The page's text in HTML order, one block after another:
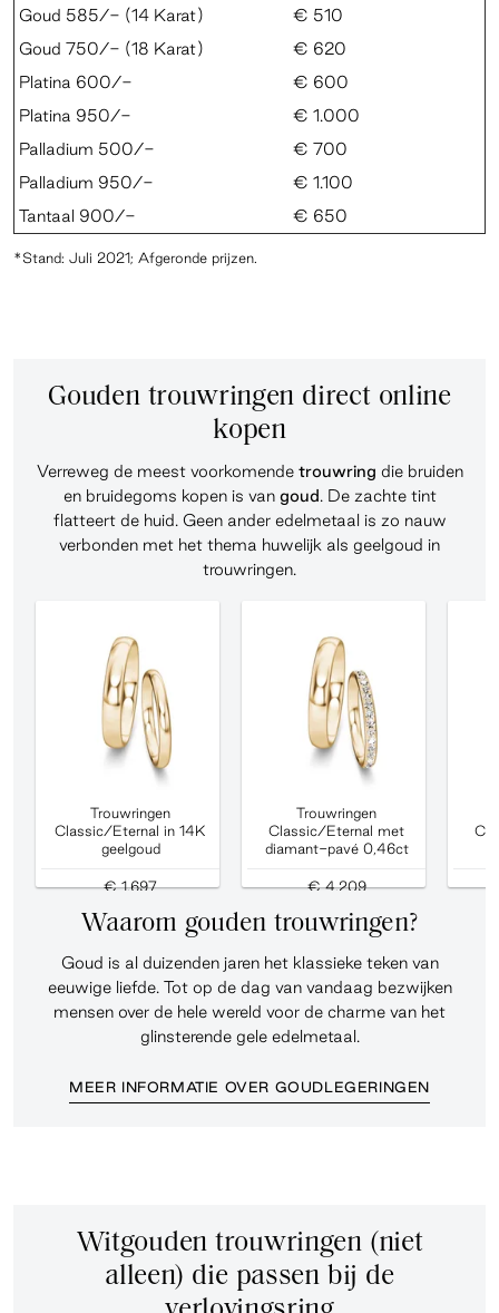
Goud 585/- (14 Karat)
€ 510
Goud 750/- (18 Karat)
€ 620
Platina 600/-
€ 600
Platina 950/-
€ 1.000
Palladium 500/-
€ 700
Palladium 950/-
€ 1.100
Tantaal 900/-
€ 650
*Stand: Juli 2021; Afgeronde prijzen.
Gouden trouwringen direct online
kopen
Verreweg de meest voorkomende trouwring die bruiden
en bruidegoms kopen is van goud. De zachte tint
flatteert de huid. Geen ander edelmetaal is zo nauw
verbonden met het thema huwelijk als geelgoud in
trouwringen.
Trouwringen
Classic/Eternal in 14K
geelgoud
€ 1.697
Trouwringen
Classic/Eternal met
diamant-pavé 0,46ct
€ 4.209
Waarom gouden trouwringen?
Goud is al duizenden jaren het klassieke teken van
eeuwige liefde. Tot op de dag van vandaag bezwijken
mensen over de hele wereld voor de charme van het
glinsterende gele edelmetaal.
MEER INFORMATIE OVER GOUDLEGERINGEN
Witgouden trouwringen (niet
alleen) die passen bij de